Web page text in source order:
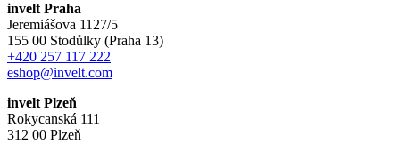
invelt Praha
Jeremiášova 1127/5
155 00 Stodůlky (Praha 13)
+420 257 117 222
eshop@invelt.com
invelt Plzeň
Rokycanská 111
312 00 Plzeň